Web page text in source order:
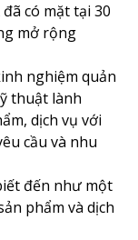
có mặt tại 30
mở rộng
nghiệm quản
thuật lành
dịch vụ với
cầu và nhu
đến như một
phẩm và dịch